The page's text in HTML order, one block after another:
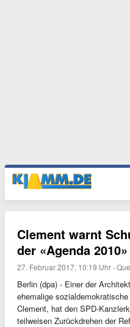
Clement warnt
der «Agenda 2010»
27. Februar 2017, 10:19 Uhr ·
Berlin (dpa) - Einer der
ehemalige
Clement, hat den SPD-
teilweisen Zurückdrehen der